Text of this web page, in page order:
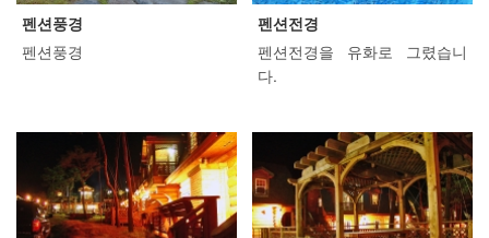
펜션풍경
펜션풍경
펜션전경
펜션전경을 유화로 그렸습니
다.